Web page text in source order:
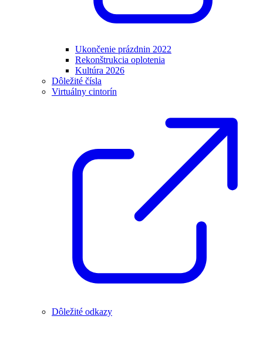
Ukončenie prázdnin 2022
Rekonštrukcia oplotenia
Kultúra 2026
Dôležité čísla
Virtuálny cintorín
Dôležité odkazy